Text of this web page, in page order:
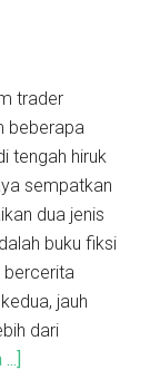
trader
beberapa
tengah hiruk
sempatkan
dua jenis
buku fiksi
bercerita
jauh
dari